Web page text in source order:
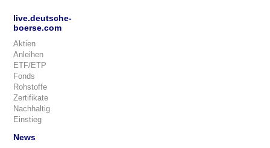
live.deutsche-
boerse.com
Aktien
Anleihen
ETF/ETP
Fonds
Rohstoffe
Zertifikate
Nachhaltig
Einstieg
News